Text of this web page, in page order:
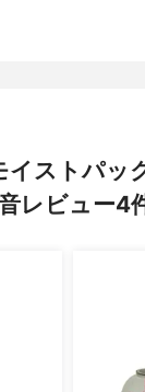
ストパッ
レビュー4